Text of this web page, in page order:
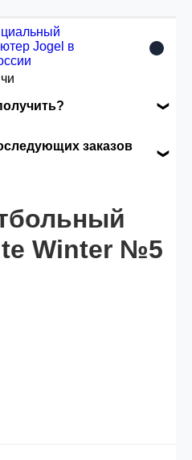
заказа считается по
цене
рублей.
заказов
в корзине вашего
Winter №5